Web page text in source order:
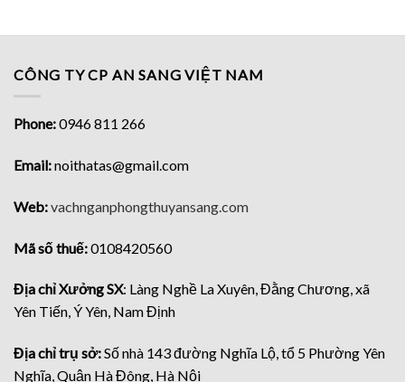
CÔNG TY CP AN SANG VIỆT NAM
Phone:0946 811 266
Email:noithatas@gmail.com
Web:vachnganphongthuyansang.com
Mã số thuế:0108420560
Địa chỉ Xưởng SX: Làng Nghề La Xuyên, Đằng Chương, xã
Yên Tiến, Ý Yên, Nam Định
Địa chỉ trụ sở:Số nhà 143 đường Nghĩa Lộ, tổ 5 Phường Yên
Nghĩa, Quận Hà Đông, Hà Nội